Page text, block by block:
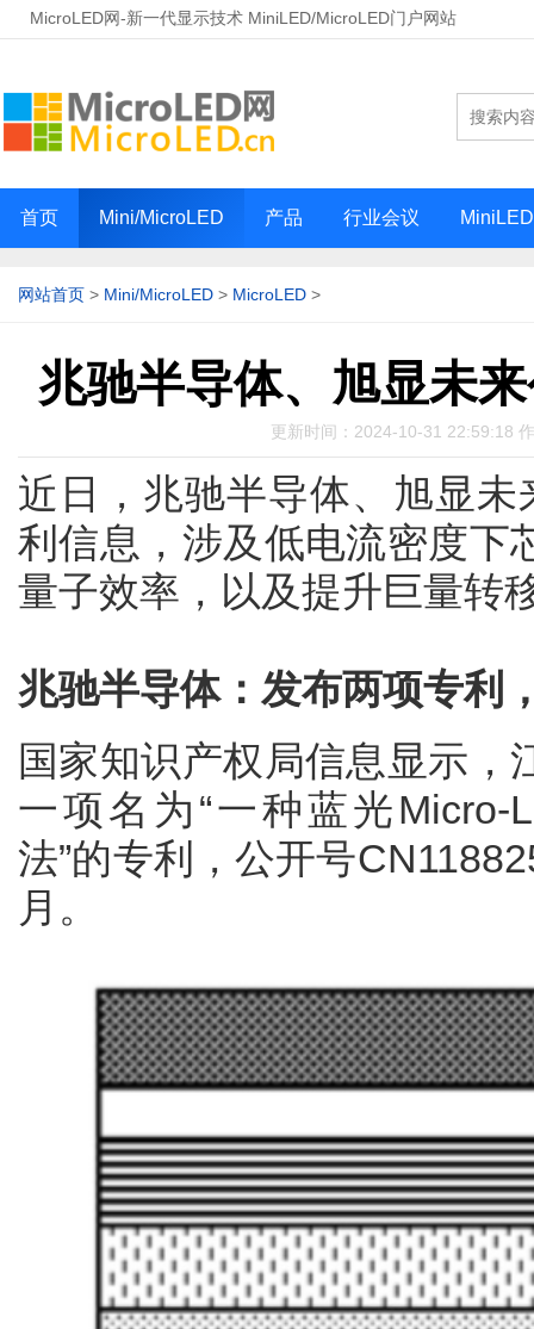
MicroLED网-新一代显示技术 MiniLED/MicroLED门户网站
首页 Mini/MicroLED 产品 行业会议
网站首页 > Mini/MicroLED > MicroLED >
兆驰半导体、旭显未
更新时间：2024-10-31 22:59:18
近日，兆驰半导体、旭显
利信息，涉及低电流密度下
量子效率，以及提升巨量转
兆驰半导体：发布两项专利
国家知识产权局信息显示，
一项名为“一种蓝光
法”的专利，公开号
月。